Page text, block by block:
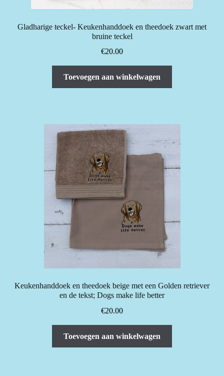
Gladharige teckel- Keukenhanddoek en theedoek zwart met
bruine teckel
€20.00
Toevoegen aan winkelwagen
Keukenhanddoek en theedoek beige met een Golden retriever
en de tekst; Dogs make life better
€20.00
Toevoegen aan winkelwagen